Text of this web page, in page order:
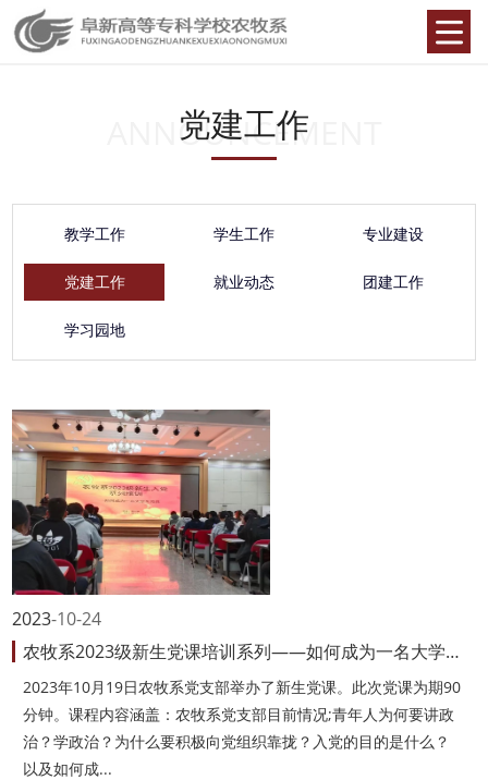
党建工作
ANNOUNCEMENT
教学工作 学生工作 专业建设
党建工作 就业动态 团建工作
学习园地
10-24
2023
农牧系2023级新生党课培训系列——如何成为一名大学生党员
2023年10月19日农牧系党支部举办了新生党课。此次党课为期90
分钟。课程内容涵盖：农牧系党支部目前情况;青年人为何要讲政
治？学政治？为什么要积极向党组织靠拢？入党的目的是什么？
以及如何成...